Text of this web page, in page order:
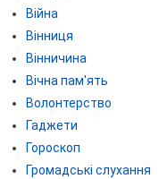
Війна
Вінниця
Вінничина
Вічна пам'ять
Волонтерство
Гаджети
Гороскоп
Громадські слухання